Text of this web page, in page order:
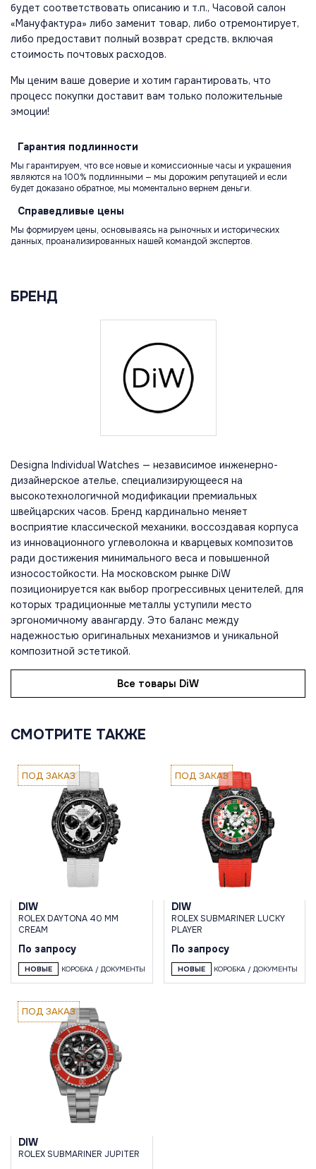
будет соответствовать описанию и т.п., Часовой салон
«Мануфактура» либо заменит товар, либо отремонтирует,
либо предоставит полный возврат средств, включая
стоимость почтовых расходов.
Мы ценим ваше доверие и хотим гарантировать, что
процесс покупки доставит вам только положительные
эмоции!
Гарантия подлинности
Мы гарантируем, что все новые и комиссионные часы и украшения
являются на 100% подлинными — мы дорожим репутацией и если
будет доказано обратное, мы моментально вернем деньги.
Справедливые цены
Мы формируем цены, основываясь на рыночных и исторических
данных, проанализированных нашей командой экспертов.
БРЕНД
Designa Individual Watches — независимое инженерно-
дизайнерское ателье, специализирующееся на
высокотехнологичной модификации премиальных
швейцарских часов. Бренд кардинально меняет
восприятие классической механики, воссоздавая корпуса
из инновационного углеволокна и кварцевых композитов
ради достижения минимального веса и повышенной
износостойкости. На московском рынке DiW
позиционируется как выбор прогрессивных ценителей, для
которых традиционные металлы уступили место
эргономичному авангарду. Это баланс между
надежностью оригинальных механизмов и уникальной
композитной эстетикой.
Все товары DiW
СМОТРИТЕ ТАКЖЕ
ПОД ЗАКАЗ
DIW
ROLEX DAYTONA 40 MM
CREAM
По запросу
НОВЫЕ КОРОБКА / ДОКУМЕНТЫ
ПОД ЗАКАЗ
DIW
ROLEX SUBMARINER LUCKY
PLAYER
По запросу
НОВЫЕ КОРОБКА / ДОКУМЕНТЫ
ПОД ЗАКАЗ
DIW
ROLEX SUBMARINER JUPITER